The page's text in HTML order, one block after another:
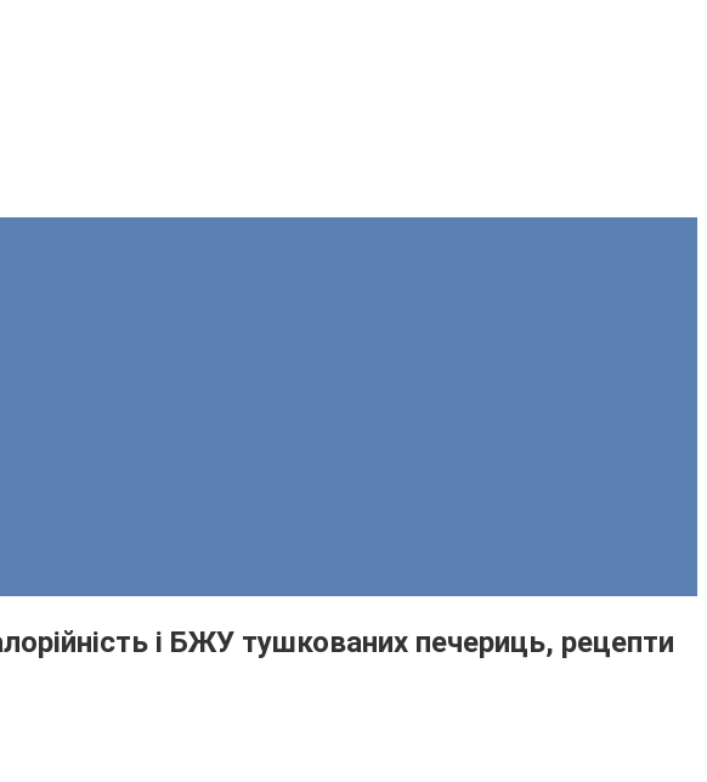
і БЖУ тушкованих печериць, рецепти